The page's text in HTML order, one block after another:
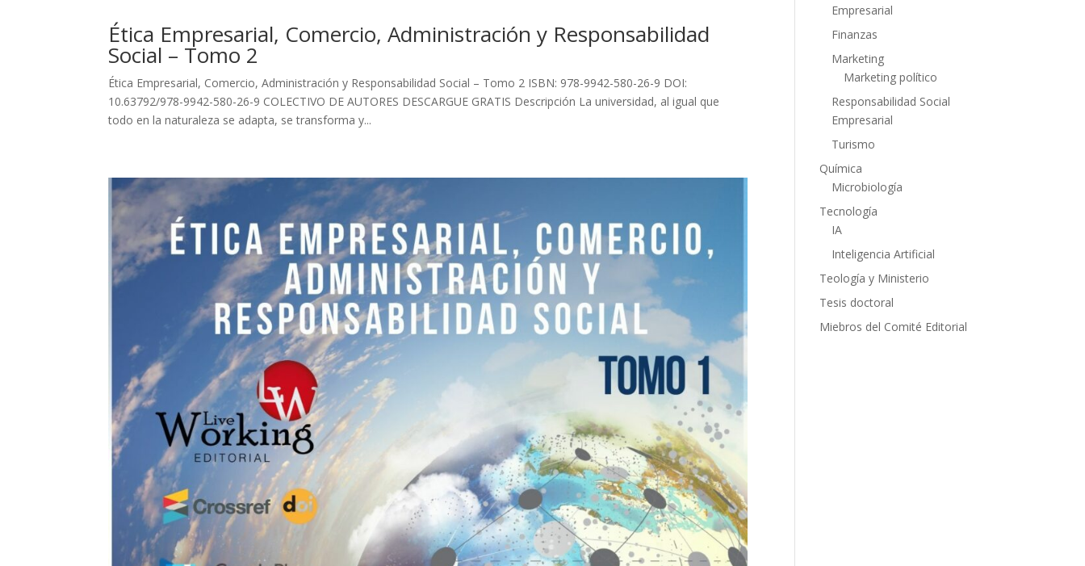
Ética Empresarial, Comercio, Administración y Responsabilidad
Social – Tomo 2
Ética Empresarial, Comercio, Administración y Responsabilidad Social – Tomo 2 ISBN: 978-9942-580-26-9 DOI:
10.63792/978-9942-580-26-9 COLECTIVO DE AUTORES DESCARGUE GRATIS Descripción La universidad, al igual que
todo en la naturaleza se adapta, se transforma y...
Empresarial
Finanzas
Marketing
Marketing político
Responsabilidad Social
Empresarial
Turismo
Química
Microbiología
Tecnología
IA
Inteligencia Artificial
Teología y Ministerio
Tesis doctoral
Miebros del Comité Editorial